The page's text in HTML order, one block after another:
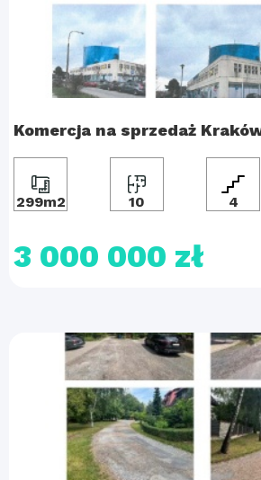
Komercja na sprzedaż
299m2 10 4
3 000 000 zł